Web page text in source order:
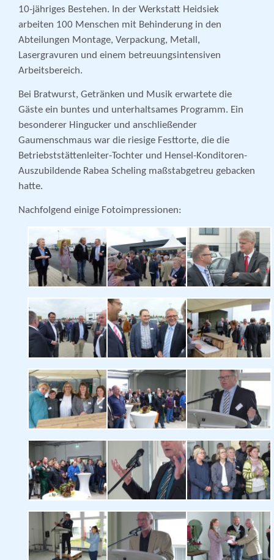
10-jähriges Bestehen. In der Werkstatt Heidsiek
arbeiten 100 Menschen mit Behinderung in den
Abteilungen Montage, Verpackung, Metall,
Lasergravuren und einem betreuungsintensiven
Arbeitsbereich.
Bei Bratwurst, Getränken und Musik erwartete die
Gäste ein buntes und unterhaltsames Programm. Ein
besonderer Hingucker und anschließender
Gaumenschmaus war die riesige Festtorte, die die
Betriebststättenleiter-Tochter und Hensel-Konditoren-
Auszubildende Rabea Scheling maßstabgetreu gebacken
hatte.
Nachfolgend einige Fotoimpressionen: